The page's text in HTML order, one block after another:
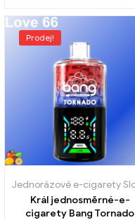
Prodej!
Král jednosměrné-e-
cigarety Bang Tornado